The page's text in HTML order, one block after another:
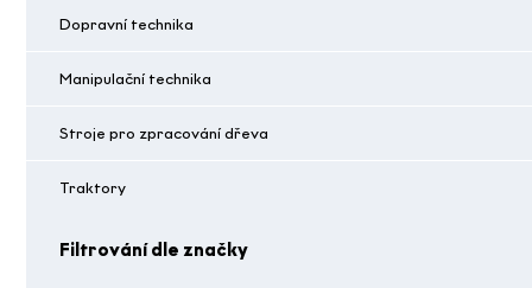
Dopravní technika
Manipulační technika
Stroje pro zpracování dřeva
Traktory
Filtrování dle značky